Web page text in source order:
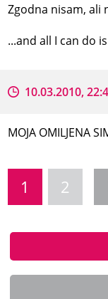
Zgodna nisam, ali
...and all I can do
10.03.2010,
MOJA OMILJENA
1 2